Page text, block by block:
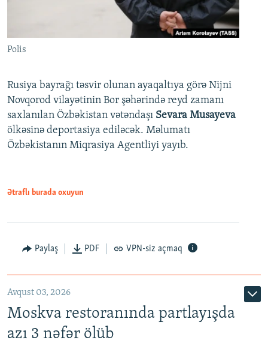
Polis
Rusiya bayrağı təsvir olunan ayaqaltıya görə Nijni
Novqorod vilayətinin Bor şəhərində reyd zamanı
saxlanılan Özbəkistan vətəndaşı Sevara Musayeva
ölkəsinə deportasiya ediləcək. Məlumatı
Özbəkistanın Miqrasiya Agentliyi yayıb.
Ətraflı burada oxuyun
Paylaş PDF VPN-siz açmaq
Avqust 03, 2026
Moskva restoranında partlayışda
azı 3 nəfər ölüb